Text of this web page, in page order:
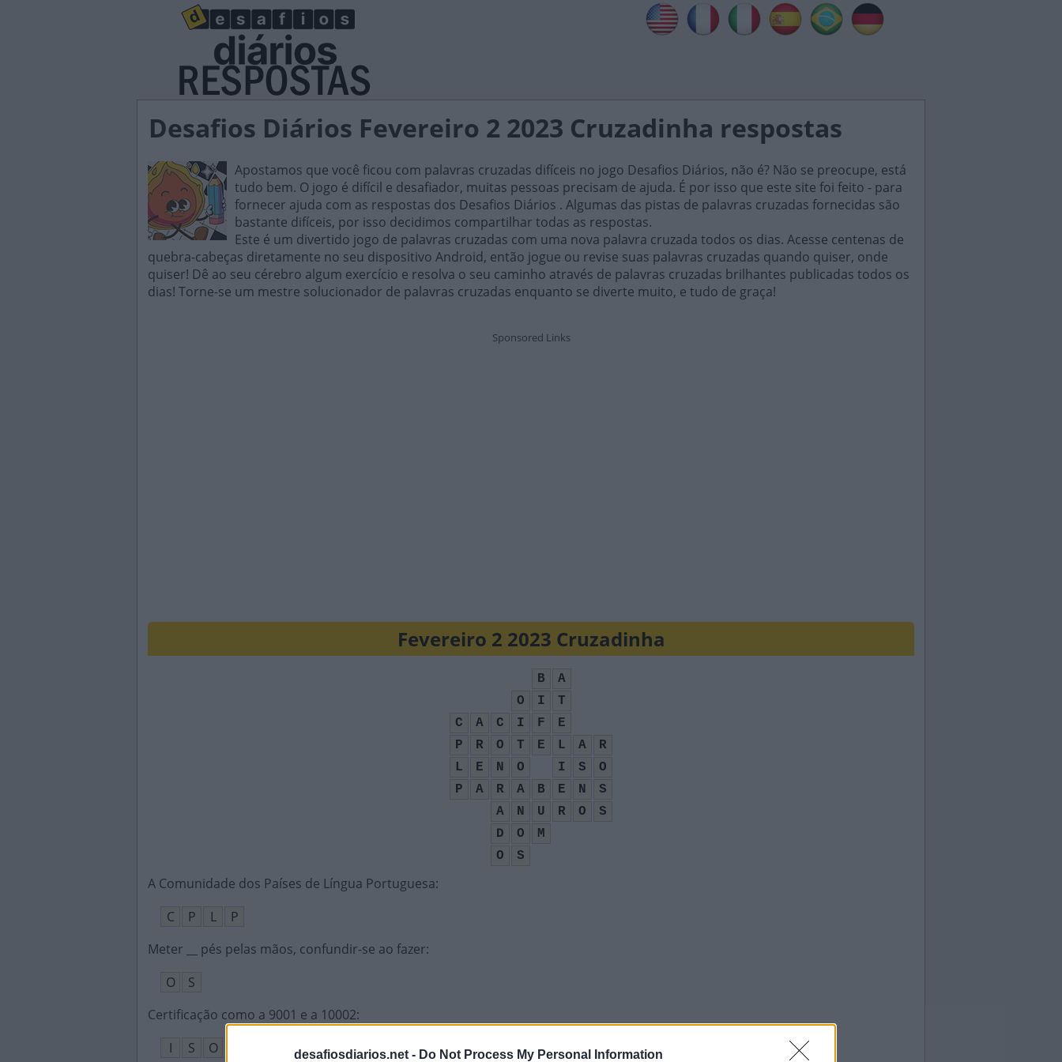
desafiosdiarios.net - Do Not Process My Personal Information
Desafios Diários Fevereiro 2 2023 Cruzadinha respostas
Apostamos que você ficou com palavras cruzadas difíceis no jogo Desafios Diários, não é? Não se preocupe, está
tudo bem. O jogo é difícil e desafiador, muitas pessoas precisam de ajuda. É por isso que este site foi feito - para
fornecer ajuda com as respostas dos Desafios Diários . Algumas das pistas de palavras cruzadas fornecidas são
bastante difíceis, por isso decidimos compartilhar todas as respostas.
Este é um divertido jogo de palavras cruzadas com uma nova palavra cruzada todos os dias. Acesse centenas de
quebra-cabeças diretamente no seu dispositivo Android, então jogue ou revise suas palavras cruzadas quando quiser, onde
quiser! Dê ao seu cérebro algum exercício e resolva o seu caminho através de palavras cruzadas brilhantes publicadas todos os
dias! Torne-se um mestre solucionador de palavras cruzadas enquanto se diverte muito, e tudo de graça!
Fevereiro 2 2023 Cruzadinha
B
A
O
I
T
C
A C I F
E
P
R O T E L A
R
L
E N O I S
O
P
A R A B E N
S
A
N U R O
S
D
O
M
O
S
A Comunidade dos Países de Língua Portuguesa:
C
P L
P
Meter __ pés pelas mãos, confundir-se ao fazer:
O
S
Certificação como a 9001 e a 10002:
I
S
O